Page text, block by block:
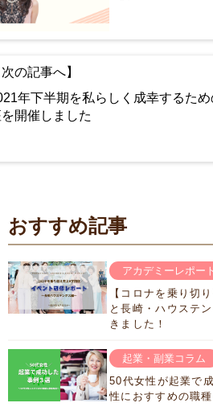
年下半期を私らしく成幸するた
開催しました
おすすめ記事
アカデミーレポート
【コロナを乗り切
と長崎・ハウステ
きました！
起業・副業コラム
50代女性が起業で
性におすすめの職